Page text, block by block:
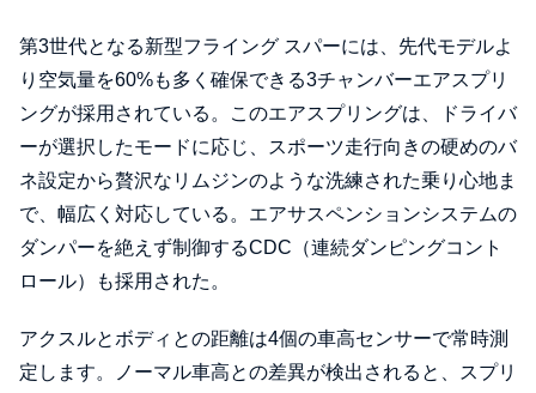
第3世代となる新型フライング スパーには、先代モデルよ
り空気量を60%も多く確保できる3チャンバーエアスプリ
ングが採用されている。このエアスプリングは、ドライバ
ーが選択したモードに応じ、スポーツ走行向きの硬めのバ
ネ設定から贅沢なリムジンのような洗練された乗り心地ま
で、幅広く対応している。エアサスペンションシステムの
ダンパーを絶えず制御するCDC（連続ダンピングコント
ロール）も採用された。
アクスルとボディとの距離は4個の車高センサーで常時測
定します。ノーマル車高との差異が検出されると、スプリ